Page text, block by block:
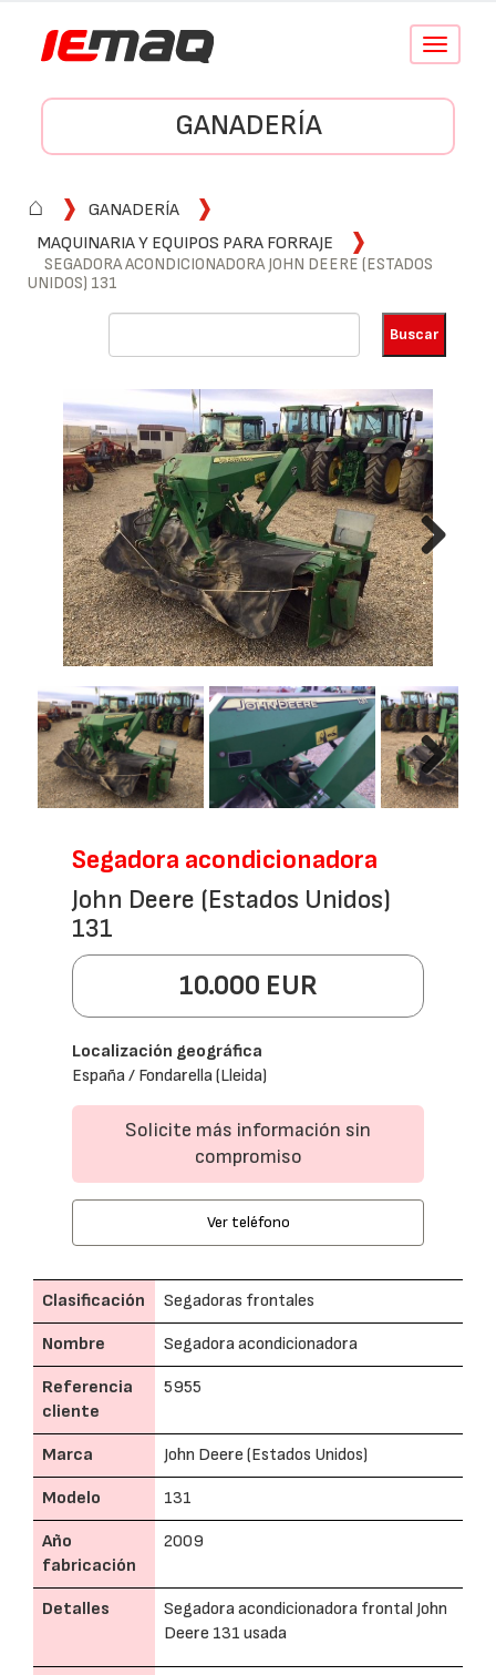
Conmutar
GANADERÍA
⌂
GANADERÍA
MAQUINARIA Y EQUIPOS PARA FORRAJE
SEGADORA ACONDICIONADORA JOHN DEERE (ESTADOS
UNIDOS) 131
Next
Next
Segadora acondicionadora
John Deere (Estados Unidos)
131
10.000 EUR
Localización geográfica
España / Fondarella (Lleida)
Solicite más información sin
compromiso
Ver teléfono
Clasificación Segadoras frontales
Nombre Segadora acondicionadora
Referencia
cliente
5955
Marca John Deere (Estados Unidos)
Modelo 131
Año
fabricación
2009
Detalles
Segadora acondicionadora frontal John
Deere 131 usada